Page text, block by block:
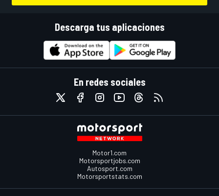
Descarga tus aplicaciones
En redes sociales
Motor1.com
Motorsportjobs.com
Autosport.com
Motorsportstats.com